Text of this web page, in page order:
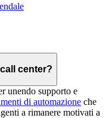
center?
unendo supporto e
di automazione che
a rimanere motivati a